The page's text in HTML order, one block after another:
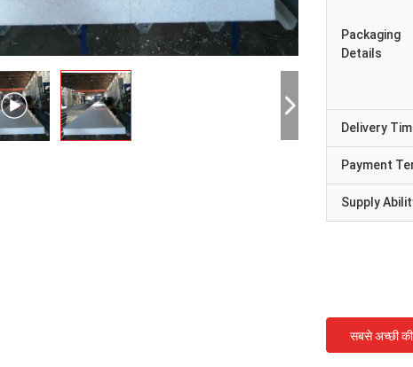
श्रीमती
श्री
रहा, धन्यवाद, हम इसे पाकर खुश
Packaging
Details
Delivery
Payment
Supply
सबसे अच्छी